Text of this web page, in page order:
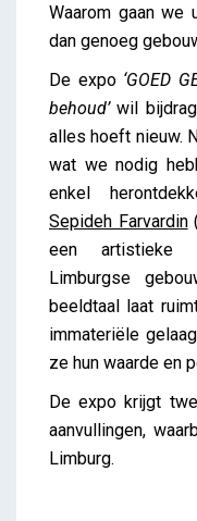
Waarom gaan we
dan genoeg
De expo ‘GOED
behoud’wil
alles hoeft nieuw.
wat we nodig
enkel
Sepideh Farvardin
een artistieke
Limburgse
beeldtaal laat
immateriële
ze hun waarde en
De expo krijgt
aanvullingen,
Limburg.